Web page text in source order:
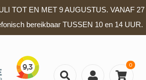
TOT EN MET 9 AUGUSTUS. VANAF 27
bereikbaar TUSSEN 10 en 14 UUR.
0